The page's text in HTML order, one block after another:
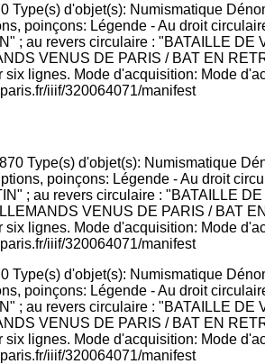
d'objet(s): Numismatique
poinçons: Légende - Au droit
; au revers circulaire : "BATAILLE
VENUS DE PARIS / BAT EN
lignes. Mode d'acquisition: Mode
iiif/320064071/manifest
d'objet(s): Numismatique
poinçons: Légende - Au droit
; au revers circulaire : "BATAILLE
VENUS DE PARIS / BAT EN
lignes. Mode d'acquisition: Mode
iiif/320064071/manifest